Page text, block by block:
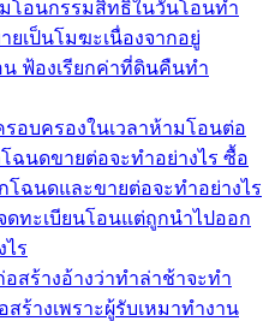
มโอนกรรมสิทธิ์ในวันโอนทำ
เป็นโมฆะเนื่องจากอยู่
น ฟ้องเรียกค่าที่ดินคืนทำ
อบครองในเวลาห้ามโอนต่อ
ฉนดขายต่อจะทำอย่างไร ซื้อ
ฉนดและขายต่อจะทำอย่างไร
ทะเบียนโอนแต่ถูกนำไปออก
ร
สร้างอ้างว่าทำล่าช้าจะทำ
ร้างเพราะผู้รับเหมาทำงาน